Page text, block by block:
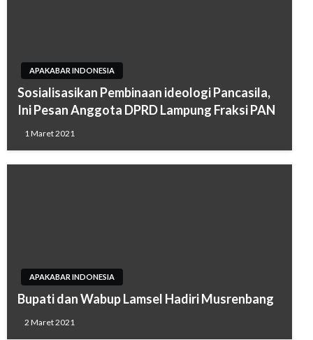
APAKABAR INDONESIA
Sosialisasikan Pembinaan ideologi Pancasila,
Ini Pesan Anggota DPRD Lampung Fraksi PAN
1 Maret 2021
APAKABAR INDONESIA
Bupati dan Wabup Lamsel Hadiri Musrenbang
2 Maret 2021